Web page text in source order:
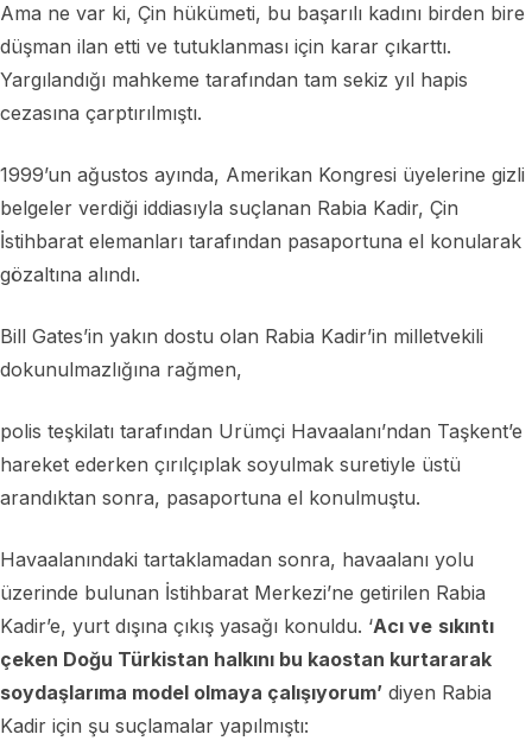
Ama ne var ki, Çin hükümeti, bu başarılı kadını birden bire
düşman ilan etti ve tutuklanması için karar çıkarttı.
Yargılandığı mahkeme tarafından tam sekiz yıl hapis
cezasına çarptırılmıştı.
1999’un ağustos ayında, Amerikan Kongresi üyelerine gizli
belgeler verdiği iddiasıyla suçlanan Rabia Kadir, Çin
İstihbarat elemanları tarafından pasaportuna el konularak
gözaltına alındı.
Bill Gates’in yakın dostu olan Rabia Kadir’in milletvekili
dokunulmazlığına rağmen,
polis teşkilatı tarafından Urümçi Havaalanı’ndan Taşkent’e
hareket ederken çırılçıplak soyulmak suretiyle üstü
arandıktan sonra, pasaportuna el konulmuştu.
Havaalanındaki tartaklamadan sonra, havaalanı yolu
üzerinde bulunan İstihbarat Merkezi’ne getirilen Rabia
Kadir’e, yurt dışına çıkış yasağı konuldu. ‘Acı ve sıkıntı
çeken Doğu Türkistan halkını bu kaostan kurtararak
soydaşlarıma model olmaya çalışıyorum’ diyen Rabia
Kadir için şu suçlamalar yapılmıştı: